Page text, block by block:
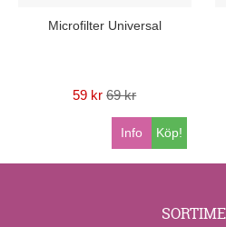
Microfilter Universal
59 kr 69 kr
Köp!
Info